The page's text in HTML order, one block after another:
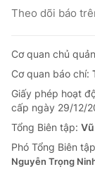
Giải sao mai
Âm nhạc
Du lịch
Làm đẹp
Chất lượng
Tuyển sinh
Học trực tuyến
Công nghệ
Hitech Công
Sản phẩm
Thị trường
Giao lưu trực
Lịch phát
Theo dõi báo
Cơ quan chủ
Cơ quan báo chí:
Giấy phép hoạt
cấp ngày 29/12/
Tổng Biên tập:
Phó Tổng Biên
Nguyễn Trọng